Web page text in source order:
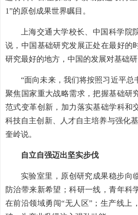
1”的原创成果世界瞩目。
上海交通大学校长、中国科学院
说，中国基础研究发展正处在最好的
研究最好的地方，中国的发展对基础研
“面向未来，我们将按照习近平总
聚焦国家重大战略需求，把握基础研
范式变革创新，加力落实基础学科和
科技自主创新、人才自主培养与强化
奎岭说。
自立自强迈出坚实步伐
实验室里，原创研究成果稳步向
防治带来新希望；科研一线，青年科
在前沿领域勇闯“无人区”；生产线上